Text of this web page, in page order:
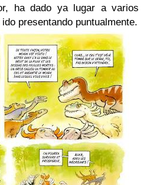
ha dado ya lugar a varios
presentando puntualmente.